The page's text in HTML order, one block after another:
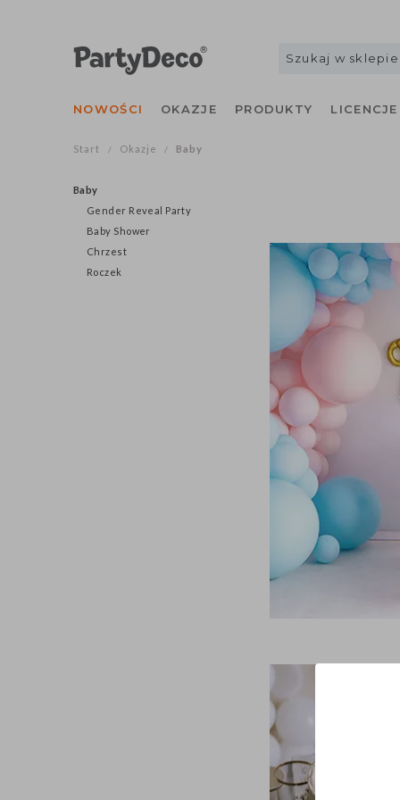
NOWOŚCI OKAZJE PRODUKTY LICENCJE
Start / Okazje / Baby
Baby
Gender Reveal Party
Baby Shower
Chrzest
Roczek